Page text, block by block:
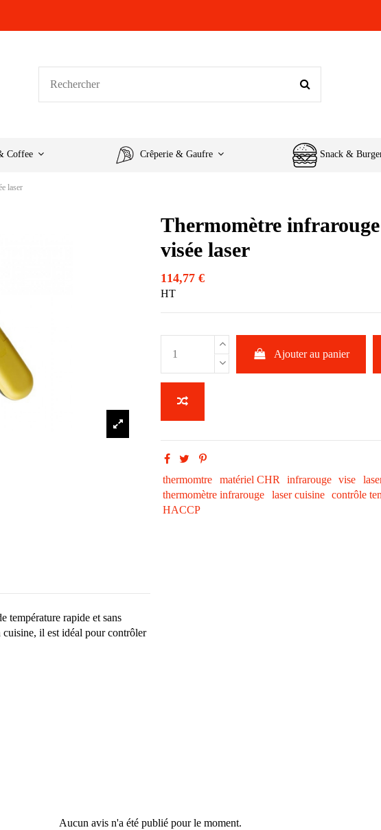
Coffee Crêperie & Gaufre Snack &
laser
Thermomètre
visée laser
114,77 €
HT
Ajouter au panier
thermomtre matériel CHR infrarouge vise
thermomètre infrarouge
laser cuisine
contrôle
HACCP
température rapide et sans
il est idéal pour contrôler
Aucun avis n'a été publié pour le moment.